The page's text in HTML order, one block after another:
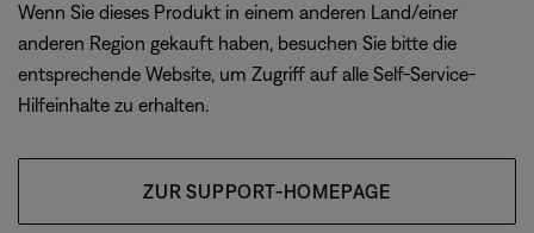
Wenn Sie dieses Produkt in einem anderen Land/einer
anderen Region gekauft haben, besuchen Sie bitte die
entsprechende Website, um Zugriff auf alle Self-Service-
Hilfeinhalte zu erhalten.
ZUR SUPPORT-HOMEPAGE